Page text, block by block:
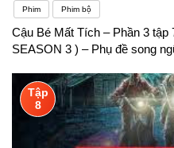
Phim Phim bộ
Cậu Bé Mất Tích – Phần 3
SEASON 3 ) – Phụ đề song
Tập
8